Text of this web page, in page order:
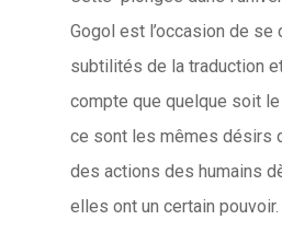
Gogol est l’occasion de se
subtilités de la traduction
compte que quelque soit le
ce sont les mêmes désirs
des actions des humains
elles ont un certain pouvoir.